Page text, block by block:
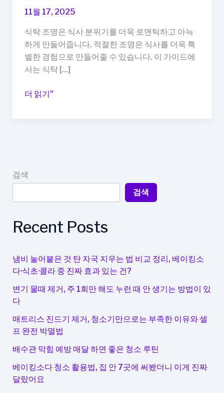
11월 17, 2025
식탁 조명은 식사 분위기를 더욱 로맨틱하고 아늑
하게 만들어줍니다. 적절한 조명은 식사를 더욱 특
별한 경험으로 만들어줄 수 있습니다. 이 가이드에
서는 식탁 […]
식
사
바
는
감
포
트
더 읽기"
검색
검색
Recent Posts
냄비 눌어붙은 것 탄 자국 지우는 법 비교 정리, 베이킹소
다·식초·콜라 중 진짜 효과 있는 건?
변기 물때 제거, 주 1회만 해도 누런 때 안 생기는 방법이 있
다
매트리스 진드기 제거, 청소기만으로는 부족한 이유와 셀
프 완전 박멸법
배수관 막힘 예방 매달 하면 좋은 청소 루틴
베이킹소다 청소 활용법, 집 안 7곳에 써봤더니 이게 진짜
달랐어요